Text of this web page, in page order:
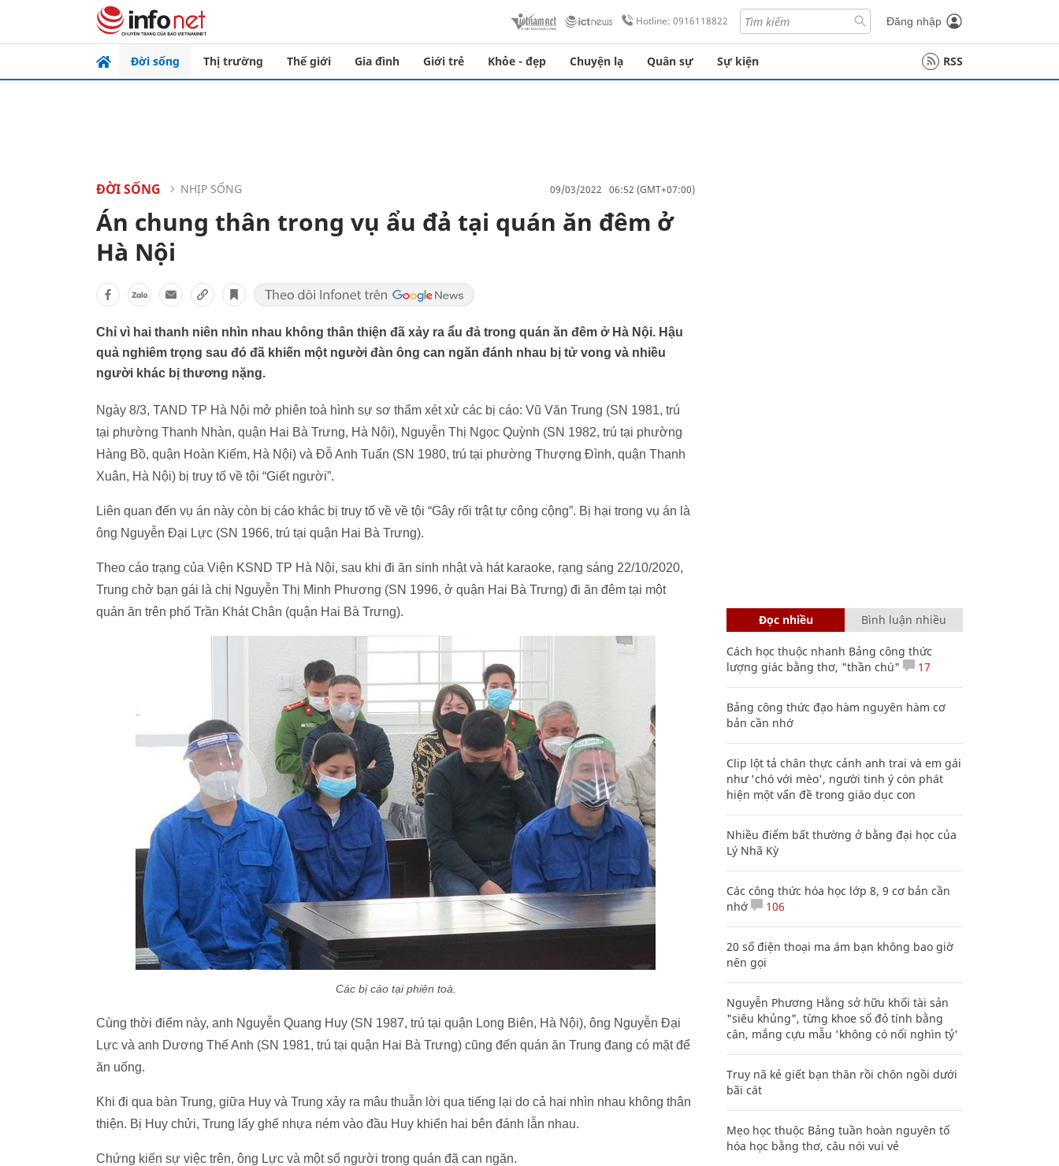
Hotline: 0916118822 Đăng nhập
Đời sống Thị trường Thế giới Gia đình Giới trẻ Khỏe - đẹp Chuyện lạ Quân sự Sự kiện RSS
ĐỜI SỐNG NHỊP SỐNG 09/03/2022 06:52 (GMT+07:00)
Án chung thân trong vụ ẩu đả tại quán ăn đêm ở
Hà Nội
Chỉ vì hai thanh niên nhìn nhau không thân thiện đã xảy ra ẩu đả trong quán ăn đêm ở Hà Nội. Hậu
quả nghiêm trọng sau đó đã khiến một người đàn ông can ngăn đánh nhau bị tử vong và nhiều
người khác bị thương nặng.
Ngày 8/3, TAND TP Hà Nội mở phiên toà hình sự sơ thẩm xét xử các bị cáo: Vũ Văn Trung (SN 1981, trú
tại phường Thanh Nhàn, quận Hai Bà Trưng, Hà Nội), Nguyễn Thị Ngọc Quỳnh (SN 1982, trú tại phường
Hàng Bồ, quận Hoàn Kiếm, Hà Nội) và Đỗ Anh Tuấn (SN 1980, trú tại phường Thượng Đình, quận Thanh
Xuân, Hà Nội) bị truy tố về tội “Giết người”.
Liên quan đến vụ án này còn bị cáo khác bị truy tố về về tội “Gây rối trật tự công cộng”. Bị hại trong vụ án là
ông Nguyễn Đại Lực (SN 1966, trú tại quận Hai Bà Trưng).
Theo cáo trạng của Viện KSND TP Hà Nội, sau khi đi ăn sinh nhật và hát karaoke, rạng sáng 22/10/2020,
Trung chở bạn gái là chị Nguyễn Thị Minh Phương (SN 1996, ở quận Hai Bà Trưng) đi ăn đêm tại một
quán ăn trên phố Trần Khát Chân (quận Hai Bà Trưng).
Các bị cáo tại phiên toà.
Cùng thời điểm này, anh Nguyễn Quang Huy (SN 1987, trú tại quận Long Biên, Hà Nội), ông Nguyễn Đại
Lực và anh Dương Thế Anh (SN 1981, trú tại quận Hai Bà Trưng) cũng đến quán ăn Trung đang có mặt để
ăn uống.
Khi đi qua bàn Trung, giữa Huy và Trung xảy ra mâu thuẫn lời qua tiếng lại do cả hai nhìn nhau không thân
thiện. Bị Huy chửi, Trung lấy ghế nhựa ném vào đầu Huy khiến hai bên đánh lẫn nhau.
Chứng kiến sự việc trên, ông Lực và một số người trong quán đã can ngăn.
Đọc nhiều Bình luận nhiều
Cách học thuộc nhanh Bảng công thức
lượng giác bằng thơ, "thần chú"
17
Bảng công thức đạo hàm nguyên hàm cơ
bản cần nhớ
Clip lột tả chân thực cảnh anh trai và em gái
như 'chó với mèo', người tinh ý còn phát
hiện một vấn đề trong giáo dục con
Nhiều điểm bất thường ở bằng đại học của
Lý Nhã Kỳ
Các công thức hóa học lớp 8, 9 cơ bản cần
nhớ
106
20 số điện thoại ma ám bạn không bao giờ
nên gọi
Nguyễn Phương Hằng sở hữu khối tài sản
"siêu khủng", từng khoe sổ đỏ tính bằng
cân, mắng cựu mẫu 'không có nổi nghìn tỷ'
Truy nã kẻ giết bạn thân rồi chôn ngồi dưới
bãi cát
Mẹo học thuộc Bảng tuần hoàn nguyên tố
hóa học bằng thơ, câu nói vui vẻ